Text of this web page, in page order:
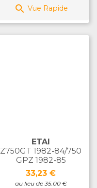
 Vue Rapide
ETAI
Z750GT 1982-84/750
GPZ 1982-85
Prix
33,23 €
au lieu de 35.00 €